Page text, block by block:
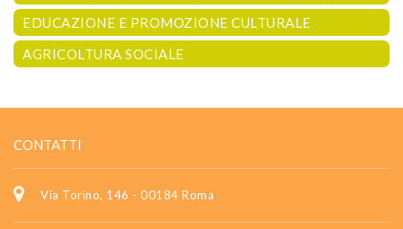
EDUCAZIONE E PROMOZIONE CULTURALE
AGRICOLTURA SOCIALE
CONTATTI
Via Torino, 146 - 00184 Roma